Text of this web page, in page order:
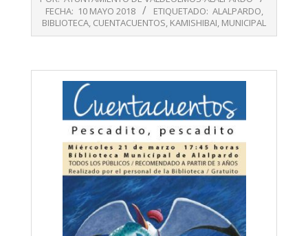
05-
10
FECHA: 10 MAYO 2018 ETIQUETADO: ALALPARDO
BIBLIOTECA CUENTACUENTOS KAMISHIBAI MUNICIPAL